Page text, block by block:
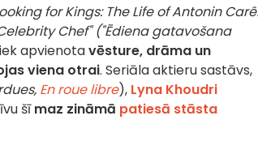
for Kings: The Life of Antonin
Chef" ("Ēdiena gatavošana
apvienotavēsture, drāma un
viena otrai. Seriāla aktieru sastāvs,
En roue libre), Lyna Khoudri
šīmaz zināmā patiesā stāsta